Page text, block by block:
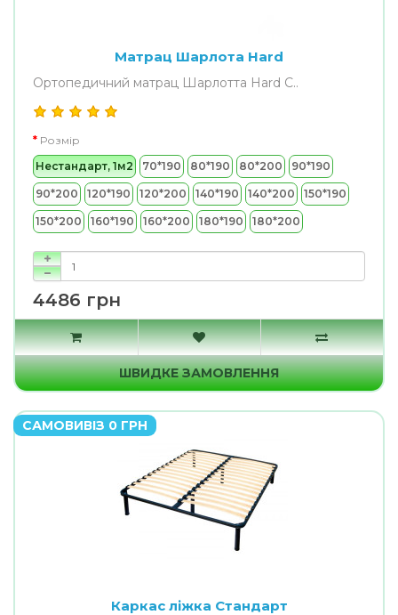
Матрац Шарлота Hard
Ортопедичний матрац Шарлотта Hard С..
Розмір
Нестандарт, 1м2
70*190 80*190 80*200 90*190
90*200 120*190 120*200 140*190 140*200 150*190
150*200 160*190 160*200 180*190 180*200
4486 грн
ШВИДКЕ ЗАМОВЛЕННЯ
САМОВИВІЗ 0 ГРН
Каркас ліжка Стандарт